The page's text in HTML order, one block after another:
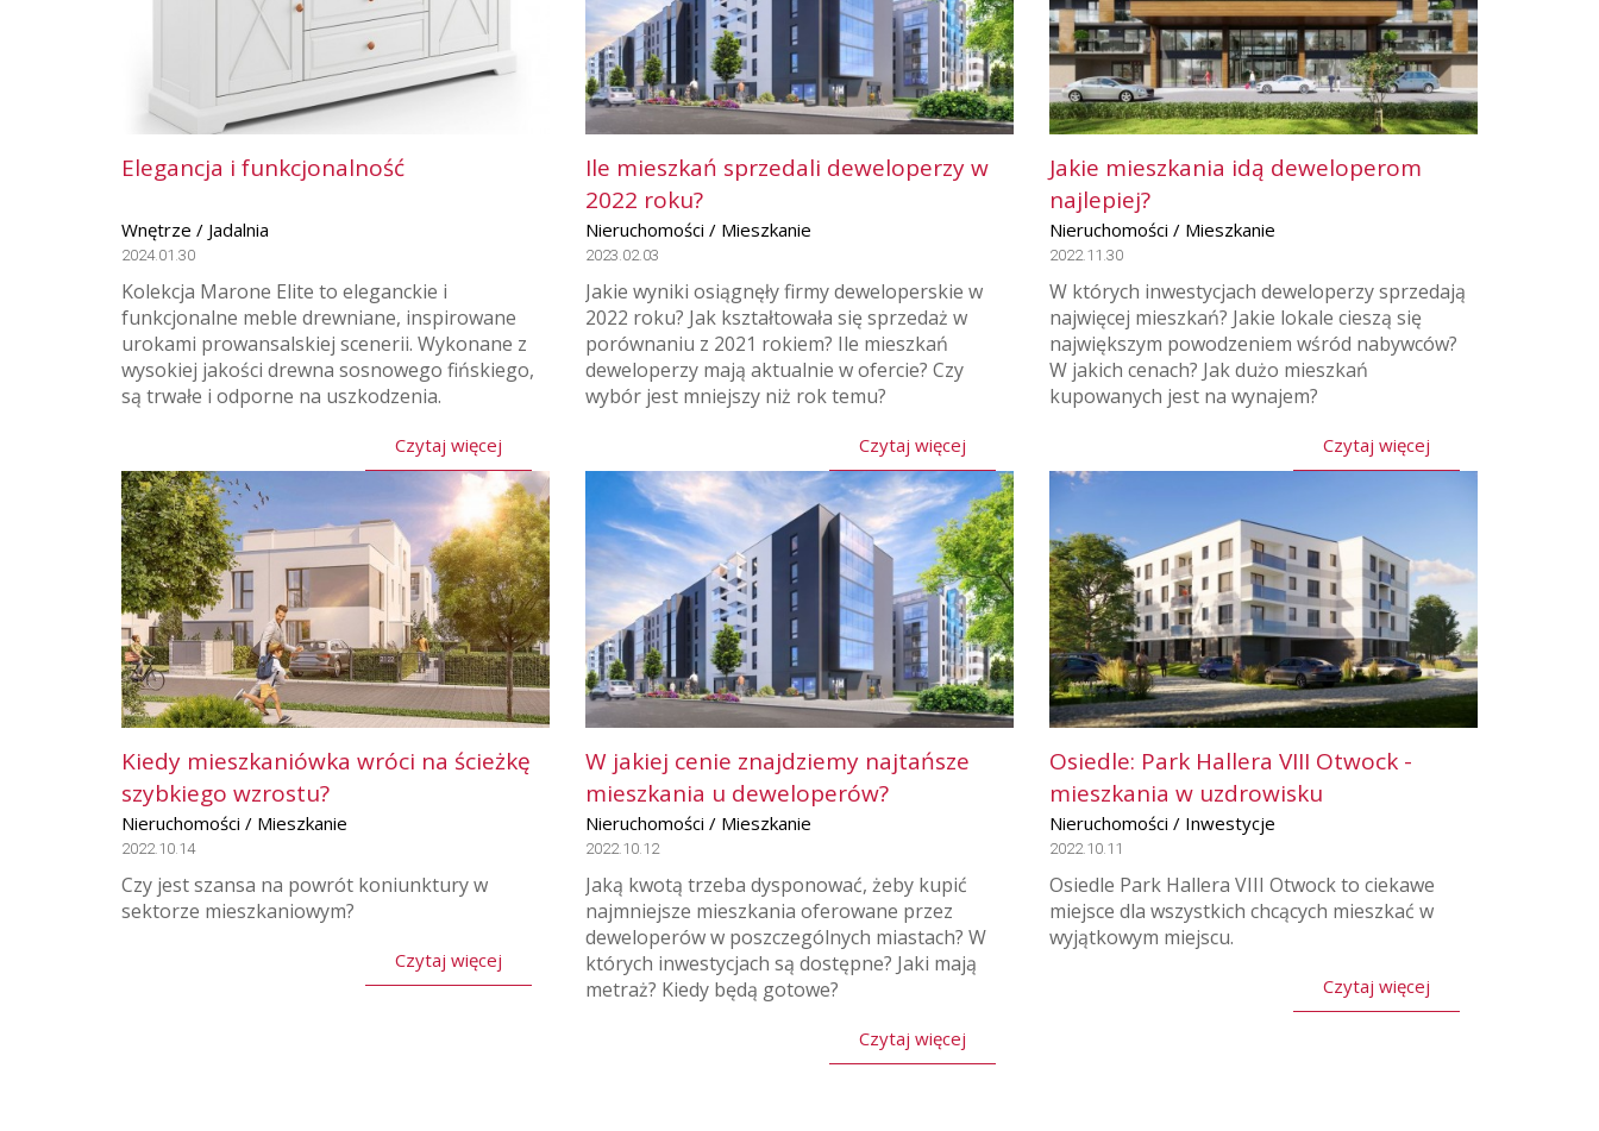
Elegancja i funkcjonalność
Wnętrze / Jadalnia
2024.01.30
Kolekcja Marone Elite to eleganckie i
funkcjonalne meble drewniane, inspirowane
urokami prowansalskiej scenerii. Wykonane z
wysokiej jakości drewna sosnowego fińskiego,
są trwałe i odporne na uszkodzenia.
Czytaj więcej
Ile mieszkań sprzedali deweloperzy w
2022 roku?
Nieruchomości / Mieszkanie
2023.02.03
Jakie wyniki osiągnęły firmy deweloperskie w
2022 roku? Jak kształtowała się sprzedaż w
porównaniu z 2021 rokiem? Ile mieszkań
deweloperzy mają aktualnie w ofercie? Czy
wybór jest mniejszy niż rok temu?
Czytaj więcej
Jakie mieszkania idą deweloperom
najlepiej?
Nieruchomości / Mieszkanie
2022.11.30
W których inwestycjach deweloperzy sprzedają
najwięcej mieszkań? Jakie lokale cieszą się
największym powodzeniem wśród nabywców?
W jakich cenach? Jak dużo mieszkań
kupowanych jest na wynajem?
Czytaj więcej
Kiedy mieszkaniówka wróci na ścieżkę
szybkiego wzrostu?
Nieruchomości / Mieszkanie
2022.10.14
Czy jest szansa na powrót koniunktury w
sektorze mieszkaniowym?
Czytaj więcej
W jakiej cenie znajdziemy najtańsze
mieszkania u deweloperów?
Nieruchomości / Mieszkanie
2022.10.12
Jaką kwotą trzeba dysponować, żeby kupić
najmniejsze mieszkania oferowane przez
deweloperów w poszczególnych miastach? W
których inwestycjach są dostępne? Jaki mają
metraż? Kiedy będą gotowe?
Czytaj więcej
Osiedle: Park Hallera VIII Otwock -
mieszkania w uzdrowisku
Nieruchomości / Inwestycje
2022.10.11
Osiedle Park Hallera VIII Otwock to ciekawe
miejsce dla wszystkich chcących mieszkać w
wyjątkowym miejscu.
Czytaj więcej